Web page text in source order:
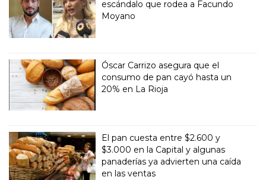
escándalo que rodea a Facundo
Moyano
Óscar Carrizo asegura que el
consumo de pan cayó hasta un
20% en La Rioja
El pan cuesta entre $2.600 y
$3.000 en la Capital y algunas
panaderías ya advierten una caída
en las ventas